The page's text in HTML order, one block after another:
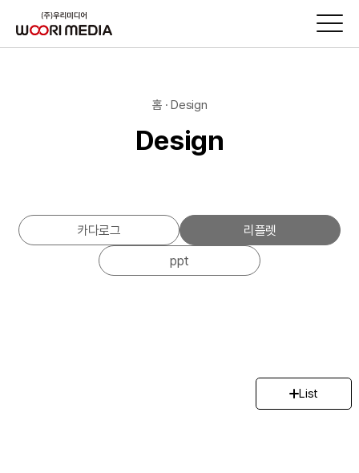
홈 · Design
Design
카다로그
리플렛
ppt
List